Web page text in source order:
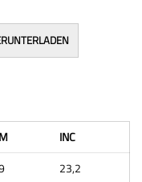
INC
23,2